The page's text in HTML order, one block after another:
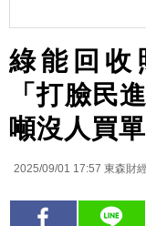
綠能回收
「打臉民
噸沒人買單
2025/09/01 17:57 東森財